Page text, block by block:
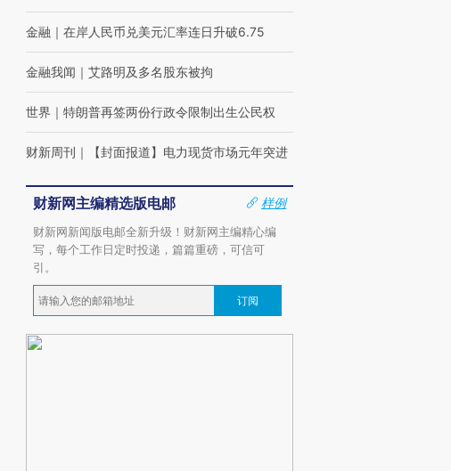
金融 ｜ 在岸人民币兑美元汇率连日升破6.75
金融我闻 ｜ 艾路明及多名股东被拘
世界 ｜ 特朗普再签两份行政令限制出生公民权
财新周刊 ｜ 【封面报道】电力现货市场元年突进
财新网主编精选版电邮
样例
财新网新闻版电邮全新升级！财新网主编精心编
写，每个工作日定时投递，篇篇重磅，可信可
引。
订阅